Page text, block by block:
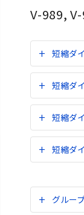
V-989,
短縮ダ
短縮ダ
短縮ダ
短縮ダ
グルー